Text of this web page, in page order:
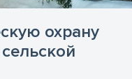
охрану